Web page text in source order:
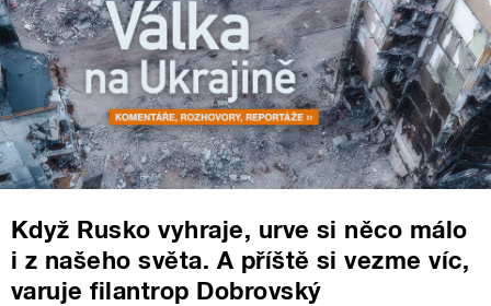
Když Rusko vyhraje, urve si něco málo
i z našeho světa. A příště si vezme víc,
varuje filantrop Dobrovský